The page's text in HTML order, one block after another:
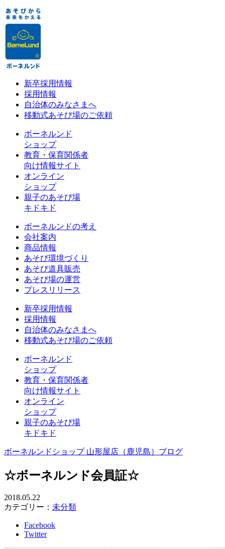
新卒採用情報
採用情報
自治体のみなさまへ
移動式あそび場のご依頼
ボーネルンド
ショップ
教育・保育関係者
向け情報サイト
オンライン
ショップ
親子のあそび場
キドキド
ボーネルンドの考え
会社案内
商品情報
あそび環境づくり
あそび道具販売
あそび場の運営
プレスリリース
新卒採用情報
採用情報
自治体のみなさまへ
移動式あそび場のご依頼
ボーネルンド
ショップ
教育・保育関係者
向け情報サイト
オンライン
ショップ
親子のあそび場
キドキド
ボーネルンドショップ 山形屋店（鹿児島）ブログ
☆ボーネルンド会員証☆
2018.05.22
カテゴリー： 未分類
Facebook
Twitter